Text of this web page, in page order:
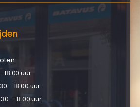
18:00 uur
- 18:00 uur
- 18:00 uur